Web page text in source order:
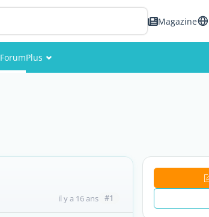
Magazine
ForumPlus
il y a 16 ans #1